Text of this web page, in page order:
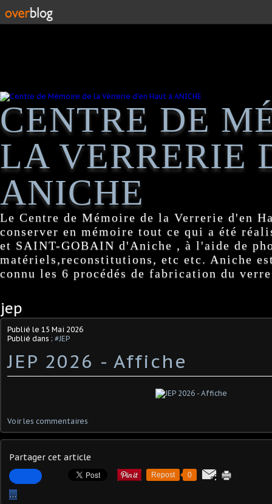
CENTRE DE
LA VERRERIE
ANICHE
Le Centre de Mémoire de la Verrerie d'en
conserver en mémoire tout ce qui a été
et SAINT-GOBAIN d'Aniche , à l'aide de
matériels,reconstitutions, etc etc. Aniche
connu les 6 procédés de fabrication du
jep
Publié le 15 Mai 2026
Publié dans : #JEP
JEP 2026 - Affiche
Voir les commentaires
Partager cet article
Repost 0
…